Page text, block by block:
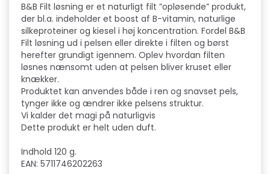
B&B Filt løsning er et naturligt filt ”opløsende” produkt,
der bl.a. indeholder et boost af B-vitamin, naturlige
silkeproteiner og kiesel i høj koncentration. Fordel B&B
Filt løsning ud i pelsen eller direkte i filten og børst
herefter grundigt igennem. Oplev hvordan filten
løsnes nænsomt uden at pelsen bliver kruset eller
knækker.
Produktet kan anvendes både i ren og snavset pels,
tynger ikke og ændrer ikke pelsens struktur.
Vi kalder det magi på naturligvis
Dette produkt er helt uden duft.
Indhold 120 g.
EAN: 5711746202263